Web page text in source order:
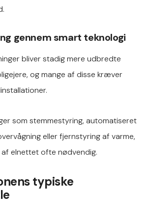
gennem smart teknologi
bliver stadig mere udbredte
og mange af disse kræver
som stemmestyring, automatiseret
eller fjernstyring af varme,
elnettet ofte nødvendig.
typiske